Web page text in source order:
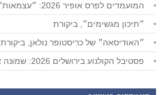
המועמדים לפרס אופיר 2026: ״עצמאות״ מוביל
״תיכון מגשימים״, ביקורת
״האודיסאה״ של כריסטופר נולאן, ביקורת
פסטיבל הקולנוע בירושלים 2026: שמונה או תשע המלצות